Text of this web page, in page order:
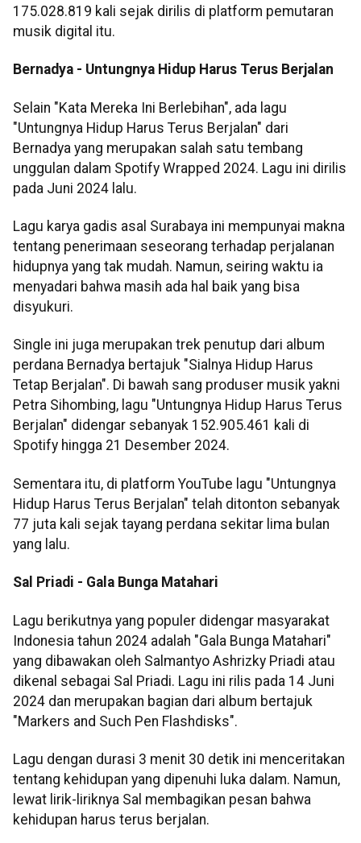
175.028.819 kali sejak dirilis di platform pemutaran
musik digital itu.
Bernadya - Untungnya Hidup Harus Terus Berjalan
Selain "Kata Mereka Ini Berlebihan", ada lagu
"Untungnya Hidup Harus Terus Berjalan" dari
Bernadya yang merupakan salah satu tembang
unggulan dalam Spotify Wrapped 2024. Lagu ini dirilis
pada Juni 2024 lalu.
Lagu karya gadis asal Surabaya ini mempunyai makna
tentang penerimaan seseorang terhadap perjalanan
hidupnya yang tak mudah. Namun, seiring waktu ia
menyadari bahwa masih ada hal baik yang bisa
disyukuri.
Single ini juga merupakan trek penutup dari album
perdana Bernadya bertajuk "Sialnya Hidup Harus
Tetap Berjalan". Di bawah sang produser musik yakni
Petra Sihombing, lagu "Untungnya Hidup Harus Terus
Berjalan" didengar sebanyak 152.905.461 kali di
Spotify hingga 21 Desember 2024.
Sementara itu, di platform YouTube lagu "Untungnya
Hidup Harus Terus Berjalan" telah ditonton sebanyak
77 juta kali sejak tayang perdana sekitar lima bulan
yang lalu.
Sal Priadi - Gala Bunga Matahari
Lagu berikutnya yang populer didengar masyarakat
Indonesia tahun 2024 adalah "Gala Bunga Matahari"
yang dibawakan oleh Salmantyo Ashrizky Priadi atau
dikenal sebagai Sal Priadi. Lagu ini rilis pada 14 Juni
2024 dan merupakan bagian dari album bertajuk
"Markers and Such Pen Flashdisks".
Lagu dengan durasi 3 menit 30 detik ini menceritakan
tentang kehidupan yang dipenuhi luka dalam. Namun,
lewat lirik-liriknya Sal membagikan pesan bahwa
kehidupan harus terus berjalan.